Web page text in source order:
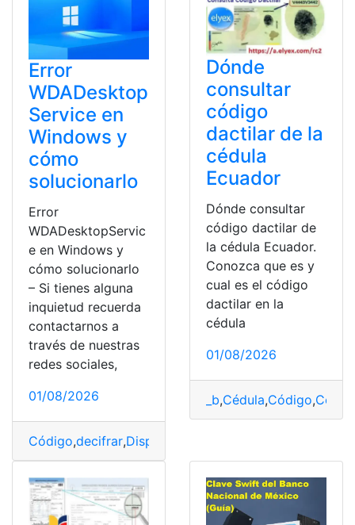
Error
WDADesktop
Service en
Windows y
cómo
solucionarlo
Error
WDADesktopServic
e en Windows y
cómo solucionarlo
– Si tienes alguna
inquietud recuerda
contactarnos a
través de nuestras
redes sociales,
01/08/2026
Código,decifrar,Dispositivo
Dónde
consultar
código
dactilar de la
cédula
Ecuador
Dónde consultar
código dactilar de
la cédula Ecuador.
Conozca que es y
cual es el código
dactilar en la
cédula
01/08/2026
_b,Cédula,Código,